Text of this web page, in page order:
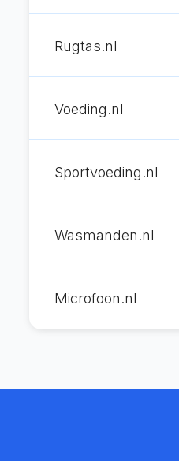
Rugtas.nl
Voeding.nl
Sportvoeding.nl
Wasmanden.nl
Microfoon.nl